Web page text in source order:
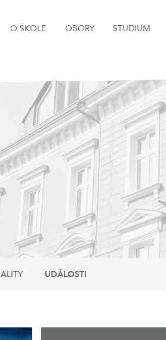
O ŠKOLE OBORY STUDIUM
UDÁLOSTI